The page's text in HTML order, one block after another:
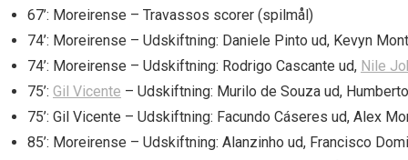
67’: Moreirense – Travassos scorer (spilmål)
74’: Moreirense – Udskiftning: Daniele Pinto ud, Kevyn
74’: Moreirense – Udskiftning: Rodrigo Cascante ud, Nile
75’: Gil Vicente – Udskiftning: Murilo de Souza ud,
75’: Gil Vicente – Udskiftning: Facundo Cáseres ud, Alex
85’: Moreirense – Udskiftning: Alanzinho ud, Francisco